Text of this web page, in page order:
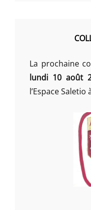
La prochaine
lundi 10 août
l’Espace Saletio